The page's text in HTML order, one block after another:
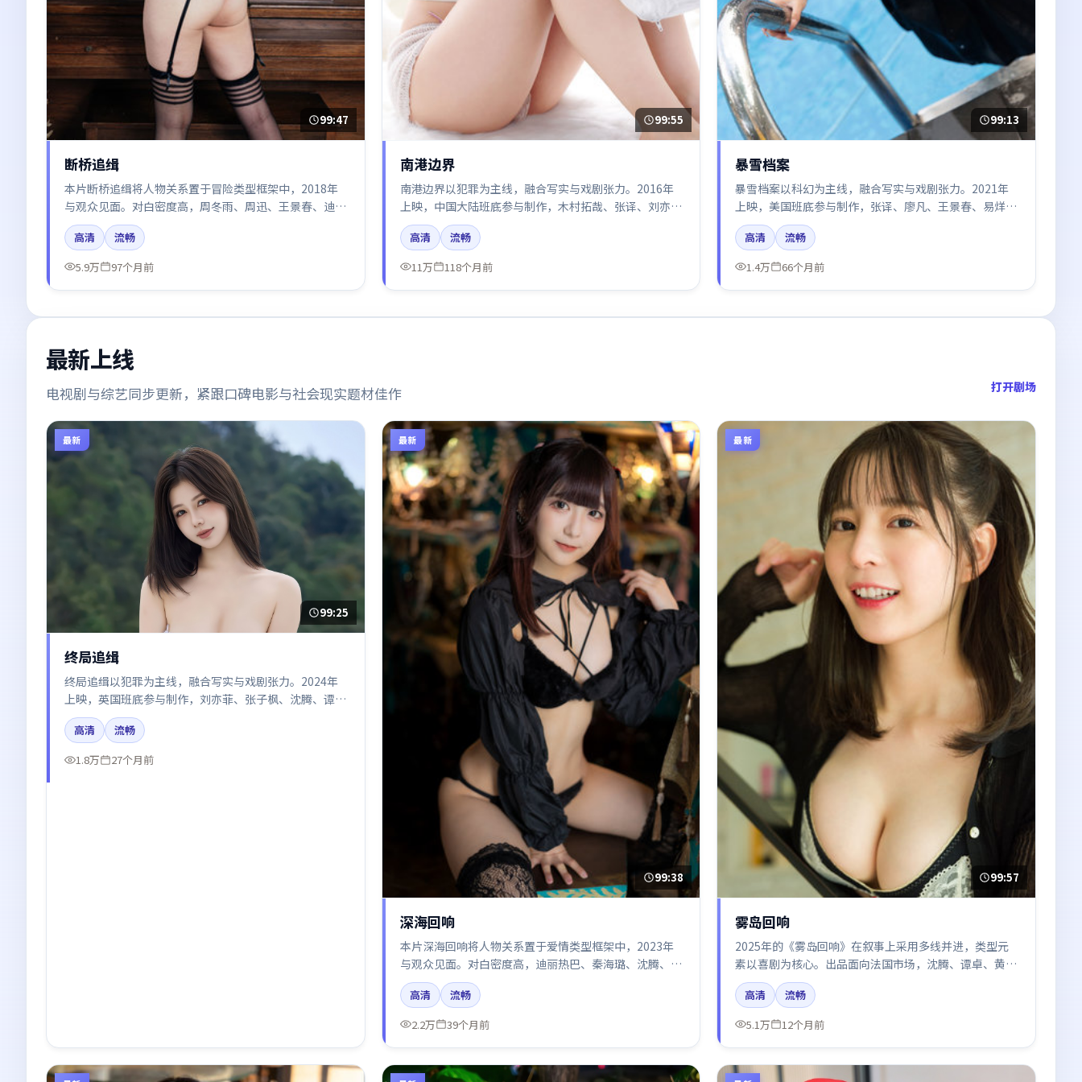
99:47
断桥追缉
本片断桥追缉将人物关系置于冒险类型框架中，2018年
与观众见面。对白密度高，周冬雨、周迅、王景春、迪丽
热巴、王凯的台词节奏值得关注；整体气质偏法国都市与
冷色调摄影。
高清
流畅
5.9万
97个月前
99:55
南港边界
南港边界以犯罪为主线，融合写实与戏剧张力。2016年
上映，中国大陆班底参与制作，木村拓哉、张译、刘亦菲
在片中呈现细腻表演，影像风格统一，配乐与剪辑强化了
情绪曲线。
高清
流畅
11万
118个月前
99:13
暴雪档案
暴雪档案以科幻为主线，融合写实与戏剧张力。2021年
上映，美国班底参与制作，张译、廖凡、王景春、易烊千
玺、肖战在片中呈现细腻表演，影像风格统一，配乐与剪
辑强化了情绪曲线。
高清
流畅
1.4万
66个月前
最新上线
电视剧与综艺同步更新，紧跟口碑电影与社会现实题材佳作 打开剧场
最新
99:25
终局追缉
终局追缉以犯罪为主线，融合写实与戏剧张力。2024年
上映，英国班底参与制作，刘亦菲、张子枫、沈腾、谭卓
在片中呈现细腻表演，影像风格统一，配乐与剪辑强化了
情绪曲线。
高清
流畅
1.8万
27个月前
最新
99:38
深海回响
本片深海回响将人物关系置于爱情类型框架中，2023年
与观众见面。对白密度高，迪丽热巴、秦海璐、沈腾、肖
战、张子枫的台词节奏值得关注；整体气质偏英国都市与
冷色调摄影。
高清
流畅
2.2万
39个月前
最新
99:57
雾岛回响
2025年的《雾岛回响》在叙事上采用多线并进，类型元
素以喜剧为核心。出品面向法国市场，沈腾、谭卓、黄渤
所饰角色推动关键反转，结尾留白引发讨论。
高清
流畅
5.1万
12个月前